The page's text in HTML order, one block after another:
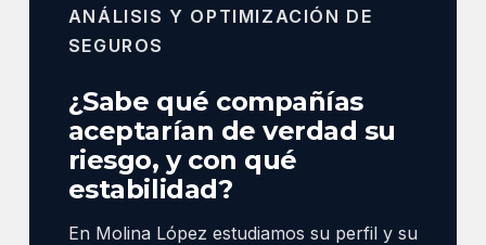
ANÁLISIS Y OPTIMIZACIÓN DE
SEGUROS
¿Sabe qué compañías
aceptarían de verdad su
riesgo, y con qué
estabilidad?
En Molina López estudiamos su perfil y su